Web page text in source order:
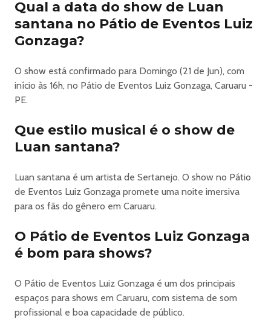
Camarote Exclusive Sao Joao De Caruaru 2026 Em
Caruaru
EVENTO: CAMAROTE EXCLUSIVE SÃO JOÃO DE
CARUARU 2026
DATA: 21 DE JUNHO
HORÁRIO: 19h
LOCAL: PÁTIO DE EVENTOS DE CARUARU
ATRAÇÕES: MARQUINHOS MARAIAL, MAGNÍFICOS,
COMPREI O INGRESSO PELO SITE / APLICATIVO, COMO
VOU ENTRAR NO EVENTO?
Basta apresentar o ingresso através do aplicativo da
barras. Lembre-se que não será aceito print do ingresso!
Você também pode consultar outras dúvidas sobre
INFORMAÇÕES IMPORTANTES:
· O ingresso é válido apenas para o local e setor indicado.
· É proibido o acesso às dependências do evento de
Qual a data do show de Luan
santana no Pátio de Eventos Luiz
Gonzaga?
O show está confirmado para Domingo (21 de Jun), com
início às 16h, no Pátio de Eventos Luiz Gonzaga, Caruaru -
PE.
Que estilo musical é o show de
Luan santana?
Luan santana é um artista de Sertanejo. O show no Pátio
de Eventos Luiz Gonzaga promete uma noite imersiva
para os fãs do gênero em Caruaru.
O Pátio de Eventos Luiz Gonzaga
é bom para shows?
O Pátio de Eventos Luiz Gonzaga é um dos principais
espaços para shows em Caruaru, com sistema de som
profissional e boa capacidade de público.